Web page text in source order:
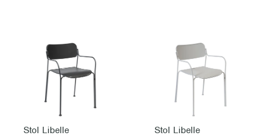
Stol Libelle
Stol Libelle